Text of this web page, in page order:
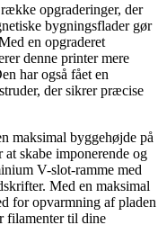
opgraderinger, der
bygningsflader gør
en opgraderet
denne printer mere
har også fået en
der sikrer præcise
maksimal byggehøjde på
skabe imponerende og
V-slot-ramme med
Med en maksimal
for opvarmning af pladen
filamenter til dine